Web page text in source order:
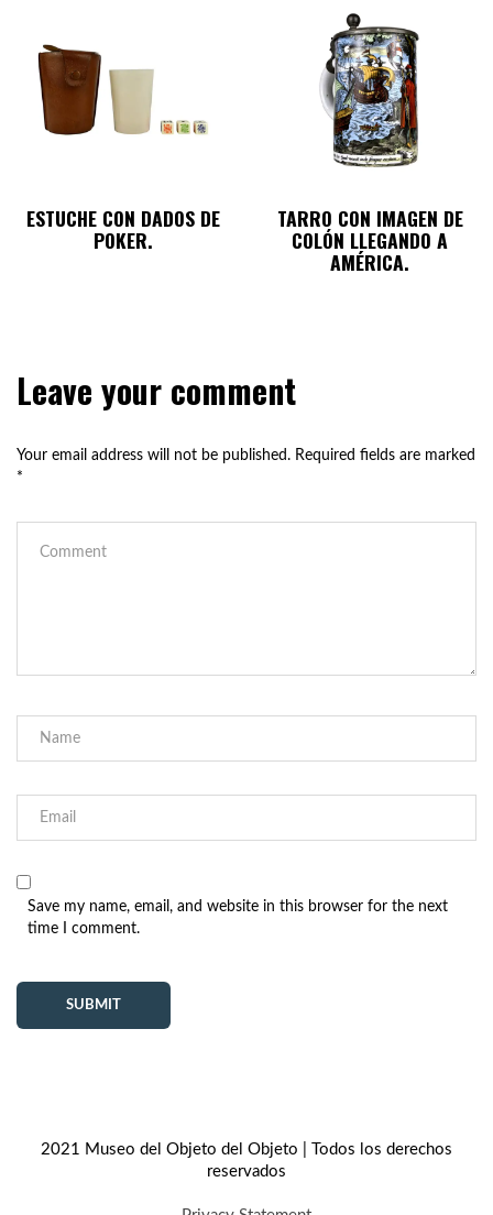
ESTUCHE CON DADOS DE
POKER.
TARRO CON IMAGEN DE
COLÓN LLEGANDO A
AMÉRICA.
Leave your comment
Your email address will not be published. Required fields are marked
*
Save my name, email, and website in this browser for the next
time I comment.
2021 Museo del Objeto del Objeto | Todos los derechos
reservados